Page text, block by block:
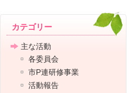
カテゴリー
主な活動
各委員会
市P連研修事業
活動報告